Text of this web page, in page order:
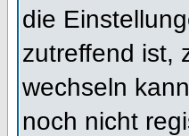
die
zutreffend ist,
wechseln
noch nicht